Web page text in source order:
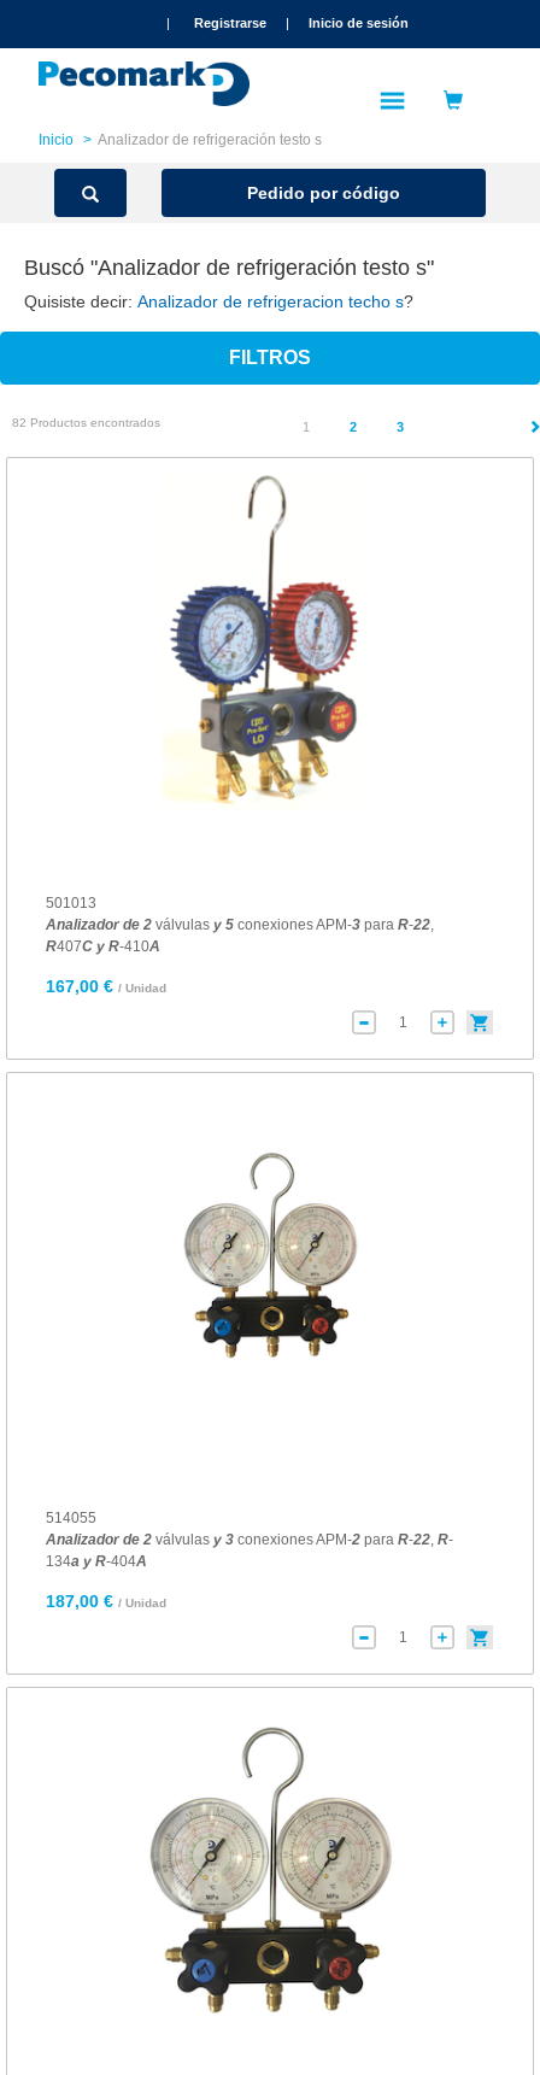
| Registrarse | Inicio de sesión
Inicio Analizador de refrigeración testo s
Pedido por código
Buscó "Analizador de refrigeración testo s"
Quisiste decir: Analizador de refrigeracion techo s?
FILTROS
82 Productos encontrados 1 (current)
2 3
501013
Analizador de 2válvulas y 5conexiones APM-3para R-22,
R407C y R-410A
167,00 € / Unidad
514055
Analizador de 2válvulas y 3conexiones APM-2para R-22, R-
134a y R-404A
187,00 € / Unidad